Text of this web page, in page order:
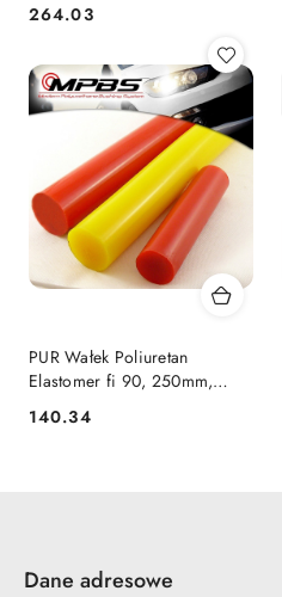
Cena:
264.03
PUR Wałek Poliuretan
Elastomer fi 90, 250mm,
85ShA
Cena:
140.34
Dane adresowe